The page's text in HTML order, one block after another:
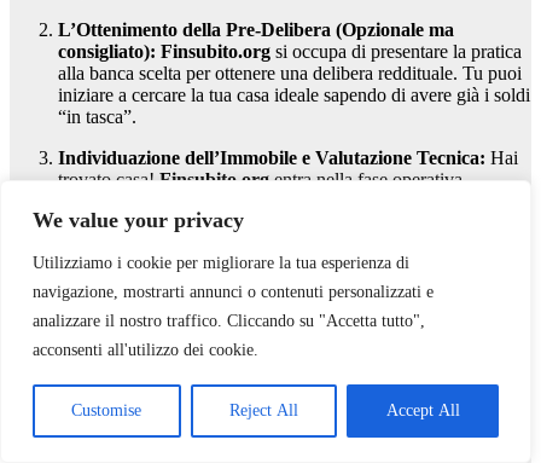
We value your privacy
Utilizziamo i cookie per migliorare la tua esperienza di
navigazione, mostrarti annunci o contenuti personalizzati e
analizzare il nostro traffico. Cliccando su "Accetta tutto",
acconsenti all'utilizzo dei cookie.
Customise Reject All Accept All
L’Ottenimento della Pre-Delibera (Opzionale ma
consigliato): Finsubito.org si occupa di presentare la pratica
alla banca scelta per ottenere una delibera reddituale. Tu puoi
iniziare a cercare la tua casa ideale sapendo di avere già i soldi
“in tasca”.
Individuazione dell’Immobile e Valutazione Tecnica: Hai
trovato casa!Finsubito.orgentra nella fase operativa
visure catastali, perizia) per garantire che la banca non trovi
Negoziazione delle Condizioni:Qui si vede la vera forza di
Finsubito.org
. Sfruttando i tassi BCE attuali, negoziamo con
la direzione bancaria uno spread personalizzato per te,
abbattendo le spese di istruttoria e di incasso rata.
Accompagnamento al Rogito Notarile:
Il nostro lavoro non
finisce con l’approvazione del mutuo. I consulenti di
Finsubito.orgsi interfacciano con il notaio, leggono in